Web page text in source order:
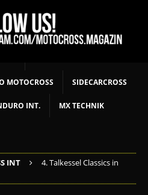
MX NEWS MX YOUTH
MX MASTERS MOTOCROSS INT
MOTOCROSS SIDECARCROSS
INT. MX TECHNIK
INT
4. Talkessel Classics in